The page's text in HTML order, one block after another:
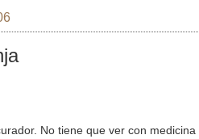
No tiene que ver con